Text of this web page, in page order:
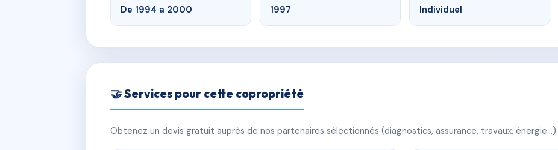
De 1994 a 2000 1997 Individuel
🤝 Services pour cette copropriété
Obtenez un devis gratuit auprès de nos partenaires sélectionnés (diagnostics, assurance, travaux, énergie…).